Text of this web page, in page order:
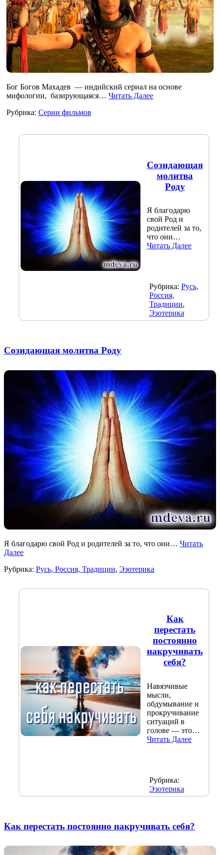
Бог Богов Махадев — индийский сериал на основе
мифологии, базирующаяся… Читать Далее
Рубрика: Серии фильмов
Созидающая
молитва
Роду
Я благодарю
свой Род и
родителей за то,
что они…
Читать Далее
Рубрика: Русь,
Россия,
Традиции,
Эзотерика
Созидающая молитва Роду
Я благодарю свой Род и родителей за то, что они… Читать
Далее
Рубрика: Русь, Россия, Традиции, Эзотерика
Как
перестать
постоянно
накручивать
себя?
Навязчивые
мысли,
обдумывание и
прокручивание
ситуаций в
голове — это…
Читать Далее
Рубрика:
Эзотерика
Как перестать постоянно накручивать себя?